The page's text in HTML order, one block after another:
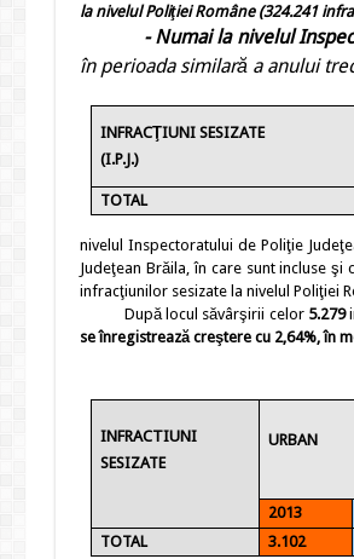
la nivelul Poliţiei Române (324.241
- Numai la nivelul
în perioada similară a anului
INFRACŢIUNI SESIZATE
(I.P.J.)
TOTAL
nivelul Inspectoratului de Poliţie
Judeţean Brăila, în care sunt incluse şi
infracţiunilor sesizate la nivelul Poliţiei
După locul săvârşirii celor 5.279
se înregistreazăcreştere cu 2,64%, în
INFRACTIUNI
SESIZATE
URBAN
2013
TOTAL
3.102